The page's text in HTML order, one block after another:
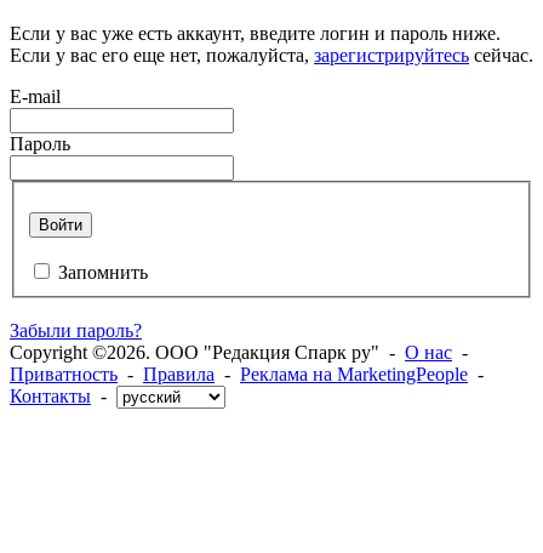
Если у вас уже есть аккаунт, введите логин и пароль ниже.
Если у вас его еще нет, пожалуйста, зарегистрируйтесь сейчас.
E-mail
Пароль
Войти
Запомнить
Забыли пароль?
Copyright ©2026. ООО "Редакция Спарк ру" - О нас -
Приватность - Правила - Реклама на MarketingPeople -
Контакты -